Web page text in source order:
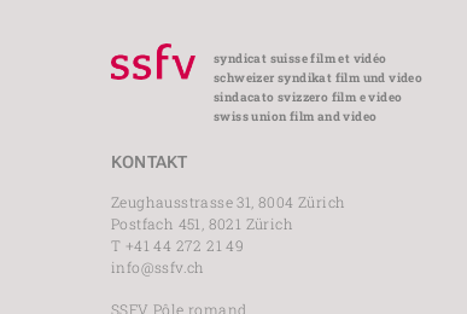
syndicat suisse film et vidéo
schweizer syndikat film und video
sindacato svizzero film e video
swiss union film and video
KONTAKT
Zeughausstrasse 31, 8004 Zürich
Postfach 451, 8021 Zürich
T +41 44 272 21 49
info@ssfv.ch
SSFV Pôle romand